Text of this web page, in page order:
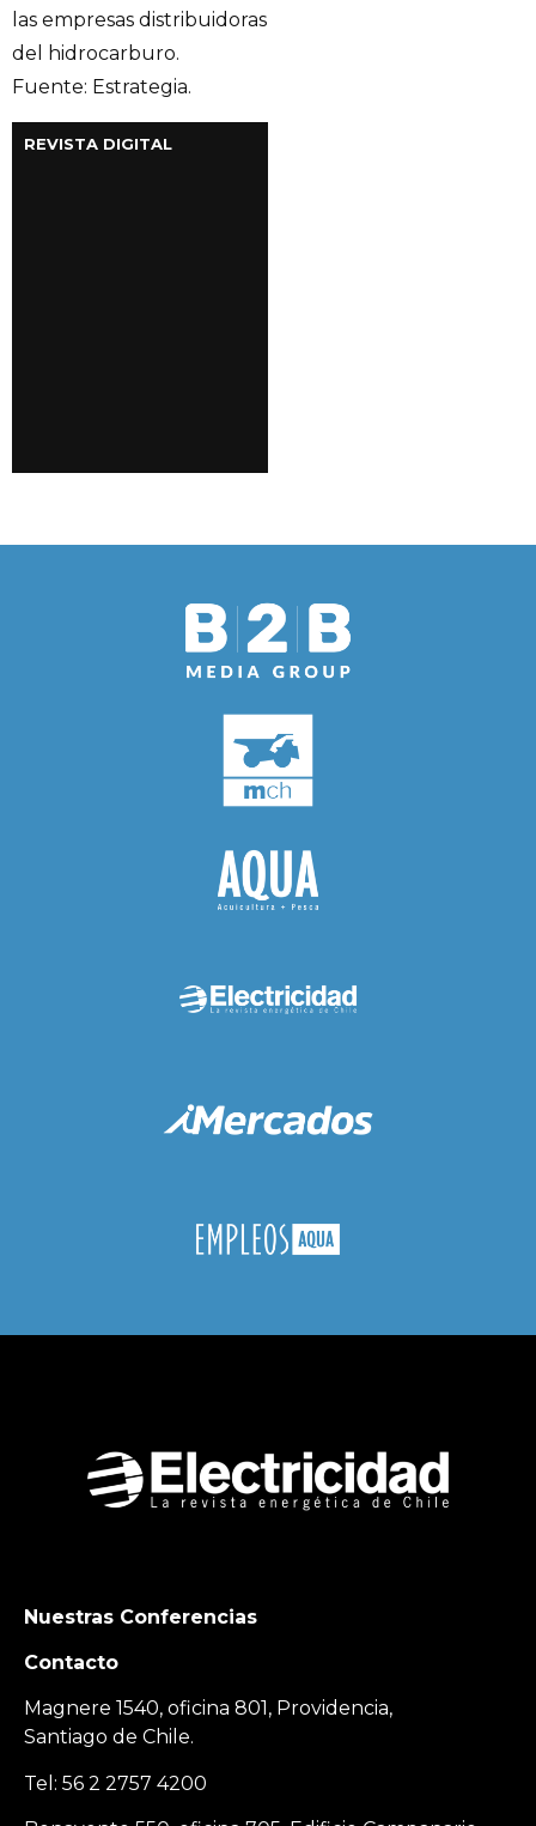
las empresas distribuidoras
del hidrocarburo.
Fuente: Estrategia.
REVISTA DIGITAL
Nuestras Conferencias
Contacto
Magnere 1540, oficina 801, Providencia,
Santiago de Chile.
Tel: 56 2 2757 4200